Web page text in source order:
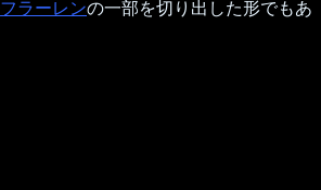
フラーレンの一部を切り出した形でもあ